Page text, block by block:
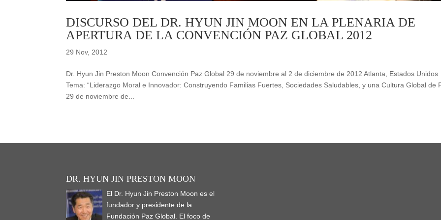
DISCURSO DEL DR. HYUN JIN MOON EN LA PLENARIA DE
APERTURA DE LA CONVENCIÓN PAZ GLOBAL 2012
29 Nov, 2012
Dr. Hyun Jin Preston Moon Convención Paz Global 29 de noviembre al 2 de diciembre de 2012 Atlanta, Estados Unidos
Tema: “Liderazgo Moral e Innovador: Construyendo Familias Fuertes, Sociedades Saludables, y una Cultura Global de
29 de noviembre de...
DR. HYUN JIN PRESTON MOON
El Dr. Hyun Jin Preston Moon es el
fundador y presidente de la
Fundación Paz Global. El foco de